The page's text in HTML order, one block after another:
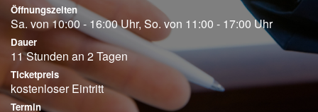
Öffnungszeiten
Sa. von 10:00 - 16:00 Uhr, So. von 11:00 - 17:00 Uhr
Dauer
11 Stunden an 2 Tagen
Ticketpreis
kostenloser Eintritt
Termin